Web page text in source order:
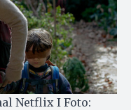
Netflix I Foto: